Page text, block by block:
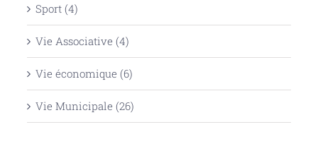
Sport (4)
Vie Associative (4)
Vie économique (6)
Vie Municipale (26)